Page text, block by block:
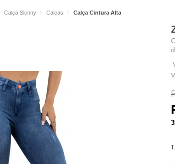
Calça Skinny Calças Calça Cintura Alta